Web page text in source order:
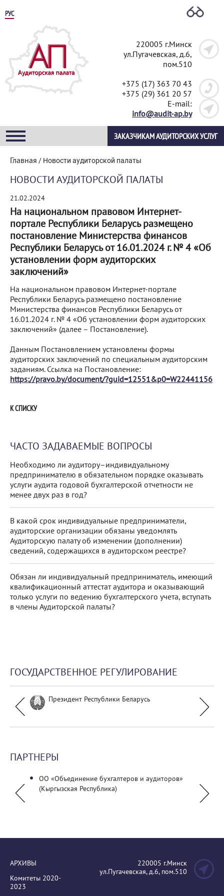
РУС
220005 г.Минск
ул.Пугачевская, д.6,
пом.510
+375 (17) 363 70 43
+375 (29) 361 20 57
E-mail:
info@audit-ap.by
ЗАКАЗЧИКАМ АУДИТОРСКИХ УСЛУГ
Главная / Новости аудиторской палаты
НОВОСТИ АУДИТОРСКОЙ ПАЛАТЫ
21.02.2024
На национальном правовом Интернет-
портале Республики Беларусь размещено
постановление Министерства финансов
Республики Беларусь от 16.01.2024 г. № 4 «Об
установлении форм аудиторских
заключений»
На национальном правовом Интернет-портале
Республики Беларусь размещено постановление
Министерства финансов Республики Беларусь от
16.01.2024 г. № 4 «Об установлении форм аудиторских
заключений» (далее – Постановление).
Данным Постановлением установлены формы
аудиторских заключений по специальным аудиторским
заданиям. Ссылка на Постановление:
https://pravo.by/document/?guid=12551&p0=W22441156
К СПИСКУ
ЧАСТО ЗАДАВАЕМЫЕ ВОПРОСЫ
Необходимо ли аудитору–индивидуальному
предпринимателю в обязательном порядке оказывать
услуги аудита годовой бухгалтерской отчетности не
менее двух раз в год?
В какой срок индивидуальные предприниматели,
аудиторские организации обязаны уведомлять
Аудиторскую палату об изменении (дополнении)
сведений, содержащихся в аудиторском реестре?
Обязан ли индивидуальный предприниматель, имеющий
квалификационный аттестат аудитора и оказывающий
только услуги по ведению бухгалтерского учета, вступать
в члены Аудиторской палаты?
ГОСУДАРСТВЕННОЕ РЕГУЛИРОВАНИЕ
Президент Республики Беларусь
ПАРТНЕРЫ
ОО «Объединение бухгалтеров и аудиторов»
(Кыргызская Республика)
АРХИВЫ
Комитеты 2020-
2023
220005 г.Минск
ул.Пугачевская, д.6, пом.510